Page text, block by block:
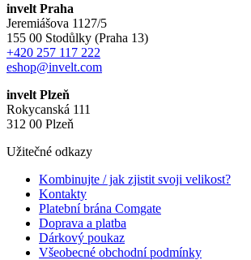
invelt Praha
Jeremiášova 1127/5
155 00 Stodůlky (Praha 13)
+420 257 117 222
eshop@invelt.com
invelt Plzeň
Rokycanská 111
312 00 Plzeň
Užitečné odkazy
Kombinujte / jak zjistit svoji velikost?
Kontakty
Platební brána Comgate
Doprava a platba
Dárkový poukaz
Všeobecné obchodní podmínky